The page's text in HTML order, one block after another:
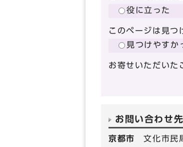
役に立った
このページは見つ
見つけやすか
お寄せいただいた
お問い合わせ先
京都市文化市民